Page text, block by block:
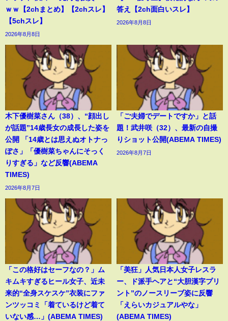
ｗｗ【2chまとめ】【2chスレ】
【5chスレ】
2026年8月8日
答え【2ch面白いスレ】
2026年8月8日
木下優樹菜さん（38）、“顔出し
が話題”14歳長女の成長した姿を
公開 「14歳とは思えぬオトナっ
ぽさ」「優樹菜ちゃんにそっく
りすぎる」など反響(ABEMA
TIMES)
2026年8月7日
「ご夫婦でデートですか」と話
題！武井咲（32）、最新の自撮
りショット公開(ABEMA TIMES)
2026年8月7日
「この格好はセーフなの？」ム
キムキすぎるヒール女子、近未
来的“全身スケスケ”衣装にファ
ンツッコミ「着ているけど着て
いない感…」(ABEMA TIMES)
「美狂」人気日本人女子レスラ
ー、ド派手ヘアと“大胆漢字プリ
ント”のノースリーブ姿に反響
「えらいカジュアルやな」
(ABEMA TIMES)